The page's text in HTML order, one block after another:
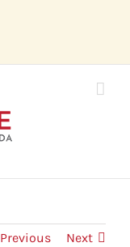
Previous Next